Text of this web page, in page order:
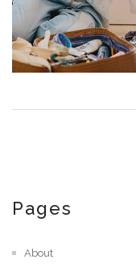
Pages
About